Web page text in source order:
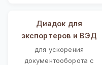
Диадок для
экспортеров и ВЭД
для ускорения
документооборота с